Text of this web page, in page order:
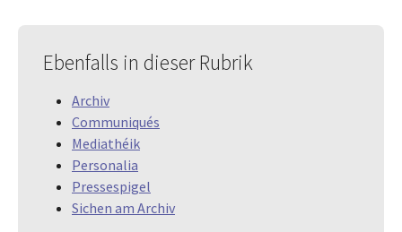
Ebenfalls in dieser Rubrik
Archiv
Communiqués
Mediathéik
Personalia
Pressespigel
Sichen am Archiv